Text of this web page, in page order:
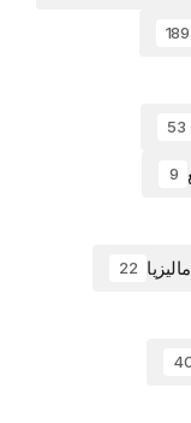
189
53
9
22